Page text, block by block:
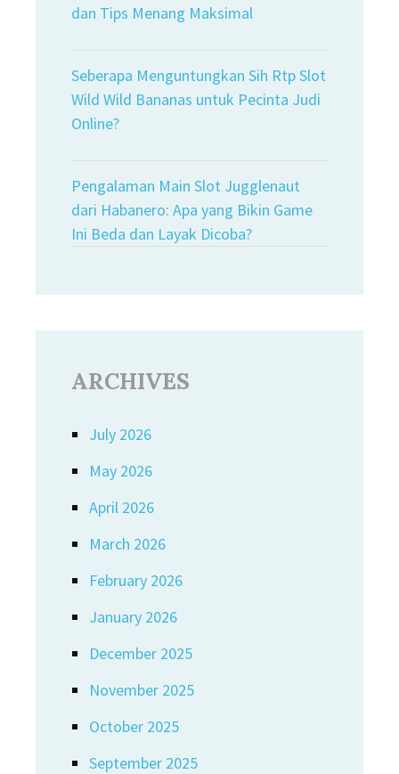
dan Tips Menang Maksimal
Seberapa Menguntungkan Sih Rtp Slot
Wild Wild Bananas untuk Pecinta Judi
Online?
Pengalaman Main Slot Jugglenaut
dari Habanero: Apa yang Bikin Game
Ini Beda dan Layak Dicoba?
ARCHIVES
July 2026
May 2026
April 2026
March 2026
February 2026
January 2026
December 2025
November 2025
October 2025
September 2025